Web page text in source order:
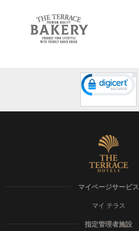
マイページサービス
マイ テラス
指定管理者施設